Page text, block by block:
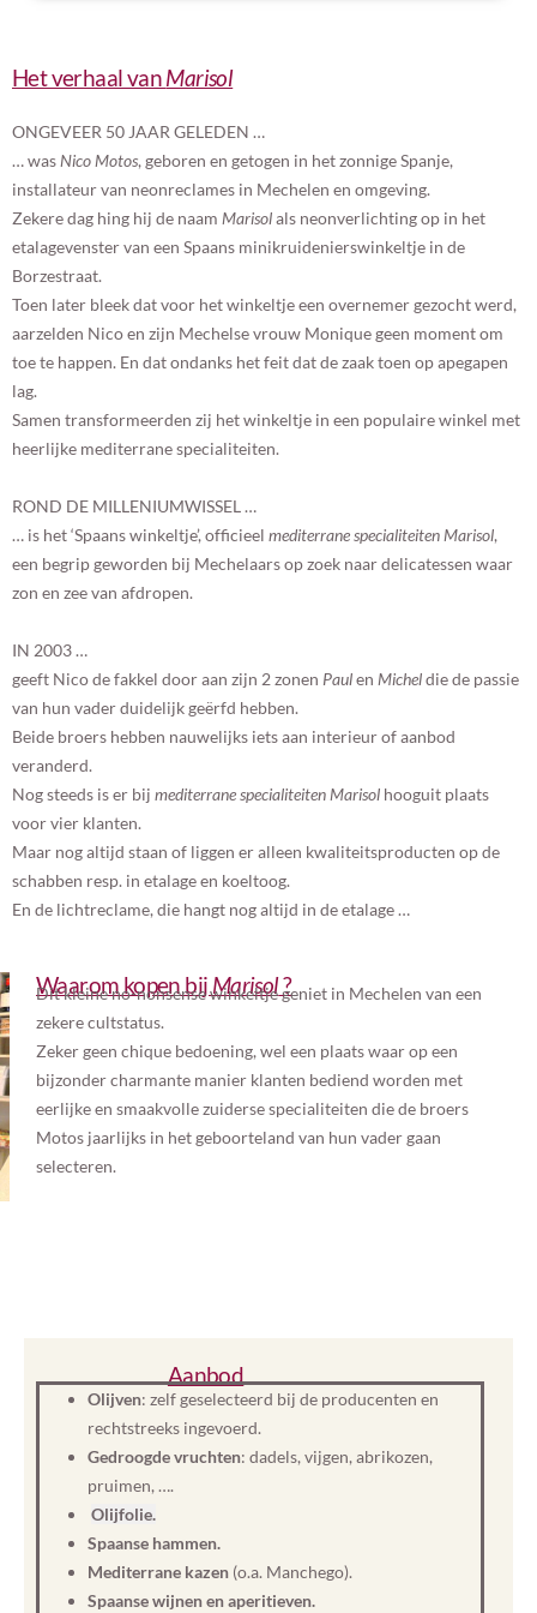
Het verhaal vanMarisol
ONGEVEER 50 JAAR GELEDEN …
… was Nico Motos, geboren en getogen in het zonnige Spanje,
installateur van neonreclames in Mechelen en omgeving.
Zekere dag hing hij de naam Marisolals neonverlichting op in het
etalagevenster van een Spaans minikruidenierswinkeltje in de
Borzestraat.
Toen later bleek dat voor het winkeltje een overnemer gezocht werd,
aarzelden Nico en zijn Mechelse vrouw Monique geen moment om
toe te happen. En dat ondanks het feit dat de zaak toen op apegapen
lag.
Samen transformeerden zij het winkeltje in een populaire winkel met
heerlijke mediterrane specialiteiten.
ROND DE MILLENIUMWISSEL …
… is het ‘Spaans winkeltje’, officieel mediterrane specialiteiten Marisol,
een begrip geworden bij Mechelaars op zoek naar delicatessen waar
zon en zee van afdropen.
IN 2003 …
geeft Nico de fakkel door aan zijn 2 zonen Paulen Micheldie de passie
van hun vader duidelijk geërfd hebben.
Beide broers hebben nauwelijks iets aan interieur of aanbod
veranderd.
Nog steeds is er bij mediterrane specialiteiten Marisol hooguit plaats
voor vier klanten.
Maar nog altijd staan of liggen er alleen kwaliteitsproducten op de
schabben resp. in etalage en koeltoog.
En de lichtreclame, die hangt nog altijd in de etalage …
Waarom kopen bijMarisol?
Dit kleine no-nonsense winkeltje geniet in Mechelen van een
zekere cultstatus.
Zeker geen chique bedoening, wel een plaats waar op een
bijzonder charmante manier klanten bediend worden met
eerlijke en smaakvolle zuiderse specialiteiten die de broers
Motos jaarlijks in het geboorteland van hun vader gaan
selecteren.
Aanbod
Olijven: zelf geselecteerd bij de producenten en
rechtstreeks ingevoerd.
Gedroogde vruchten: dadels, vijgen, abrikozen,
pruimen, ….
Olijfolie.
Spaanse hammen.
Mediterrane kazen (o.a. Manchego).
Spaanse wijnen en aperitieven.